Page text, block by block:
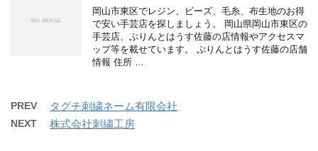
岡山市東区でレジン、ビーズ、毛糸、布生地のお得
で安い手芸店を探しましょう。 岡山県岡山市東区の
手芸店、ぷりんとはうす佐藤の店情報やアクセスマ
ップ等を載せています。 ぷりんとはうす佐藤の店舗
情報 住所 …
PREV タグチ刺繍ネーム有限会社
NEXT 株式会社刺繍工房